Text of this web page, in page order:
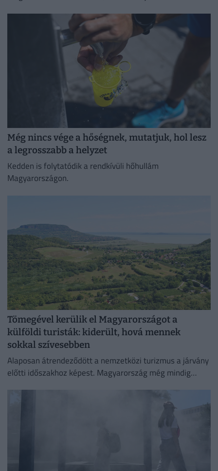
Még nincs vége a hőségnek, mutatjuk, hol lesz
a legrosszabb a helyzet
Kedden is folytatódik a rendkívüli hőhullám
Magyarországon.
Tömegével kerülik el Magyarországot a
külföldi turisták: kiderült, hová mennek
sokkal szívesebben
Alaposan átrendeződött a nemzetközi turizmus a járvány
előtti időszakhoz képest. Magyarország még mindig